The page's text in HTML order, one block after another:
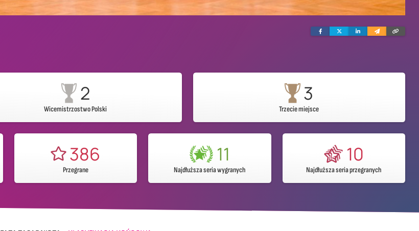
FacebookTwitterLinkedinWyślij
e-
link
2
Wicemistrzostwo Polski
3
Trzecie miejsce
386
Przegrane
11
Najdłuższa seria wygranych
10
Najdłuższa seria przegranych